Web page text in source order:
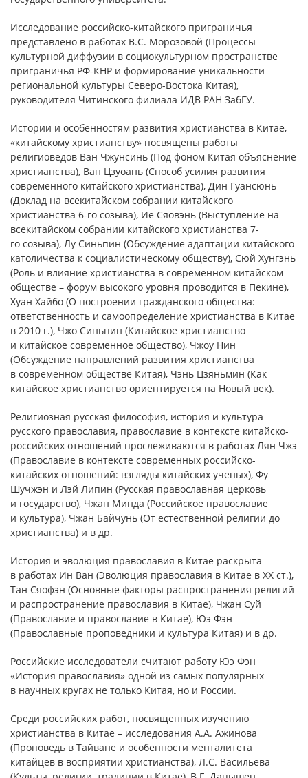
Исследование российско-китайского приграничья
представлено в работах В.С. Морозовой (Процессы
культурной диффузии в социокультурном пространстве
приграничья РФ-КНР и формирование уникальности
региональной культуры Северо-Востока Китая),
руководителя Читинского филиала ИДВ РАН ЗабГУ.
Истории и особенностям развития христианства в Китае,
«китайскому христианству» посвящены работы
религиоведов Ван Чжунсинь (Под фоном Китая объяснение
христианства), Ван Цзуоань (Способ усилия развития
современного китайского христианства), Дин Гуансюнь
(Доклад на всекитайском собрании китайского
христианства 6-го созыва), Ие Сяовэнь (Выступление на
всекитайском собрании китайского христианства 7-
го созыва), Лу Синьпин (Обсуждение адаптации китайского
католичества к социалистическому обществу), Сюй Хунгэнь
(Роль и влияние христианства в современном китайском
обществе – форум высокого уровня проводится в Пекине),
Хуан Хайбо (О построении гражданского общества:
ответственность и самоопределение христианства в Китае
в 2010 г.), Чжо Синьпин (Китайское христианство
и китайское современное общество), Чжоу Нин
(Обсуждение направлений развития христианства
в современном обществе Китая), Чэнь Цзяньмин (Как
китайское христианство ориентируется на Новый век).
Религиозная русская философия, история и культура
русского православия, православие в контексте китайско-
российских отношений прослеживаются в работах Лян Чжэ
(Православие в контексте современных российско-
китайских отношений: взгляды китайских ученых), Фу
Шучжэн и Лэй Липин (Русская православная церковь
и государство), Чжан Минда (Российское православие
и культура), Чжан Байчунь (От естественной религии до
христианства) и в др.
История и эволюция православия в Китае раскрыта
в работах Ин Ван (Эволюция православия в Китае в ХХ ст.),
Тан Сяофэн (Основные факторы распространения религий
и распространение православия в Китае), Чжан Суй
(Православие и православие в Китае), Юэ Фэн
(Православные проповедники и культура Китая) и в др.
Российские исследователи считают работу Юэ Фэн
«История православия» одной из самых популярных
в научных кругах не только Китая, но и России.
Среди российских работ, посвященных изучению
христианства в Китае – исследования А.А. Ажинова
(Проповедь в Тайване и особенности менталитета
китайцев в восприятии христианства), Л.С. Васильева